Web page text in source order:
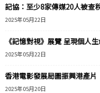
記協：至少8家傳媒20人被查
2025年05月22日
《記憶對視》展覽 呈現個人
2025年05月22日
香港電影發展局圖振興港產片
2025年05月20日